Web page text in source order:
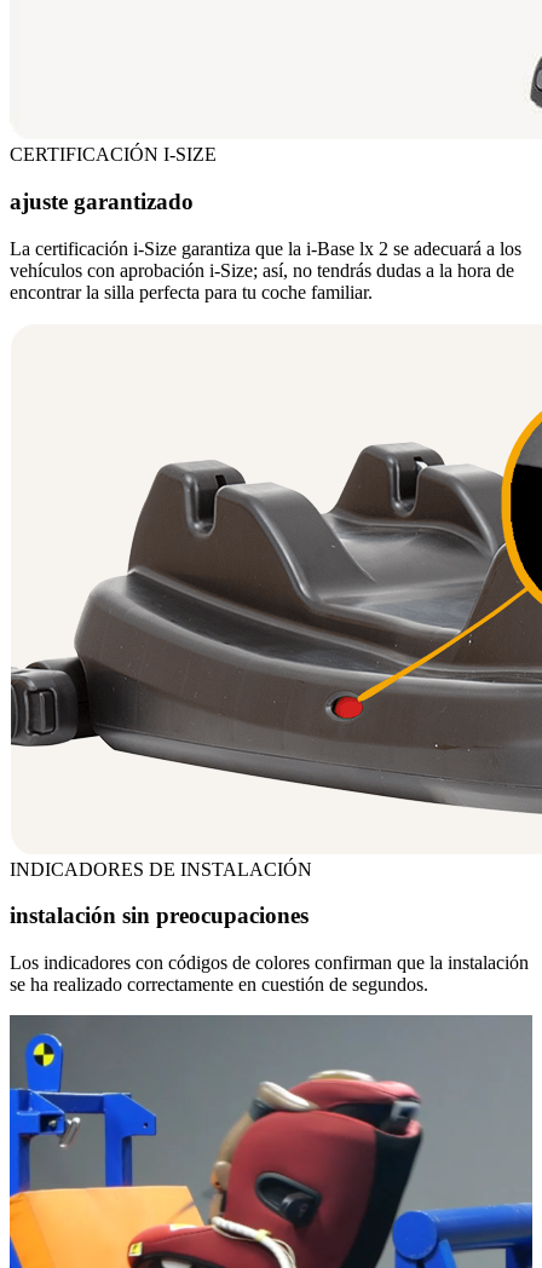
CERTIFICACIÓN I-SIZE
ajuste garantizado
La certificación i-Size garantiza que la i-Base lx 2 se adecuará a los
vehículos con aprobación i-Size; así, no tendrás dudas a la hora de
encontrar la silla perfecta para tu coche familiar.
INDICADORES DE INSTALACIÓN
instalación sin preocupaciones
Los indicadores con códigos de colores confirman que la instalación
se ha realizado correctamente en cuestión de segundos.